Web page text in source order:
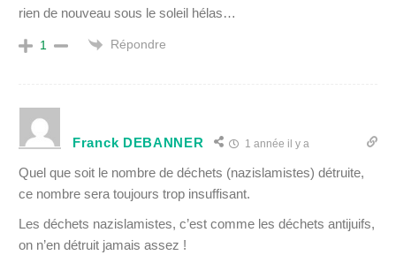
rien de nouveau sous le soleil hélas…
1 Répondre
Franck DEBANNER 1 année il y a
Quel que soit le nombre de déchets (nazislamistes) détruite,
ce nombre sera toujours trop insuffisant.
Les déchets nazislamistes, c’est comme les déchets antijuifs,
on n’en détruit jamais assez !